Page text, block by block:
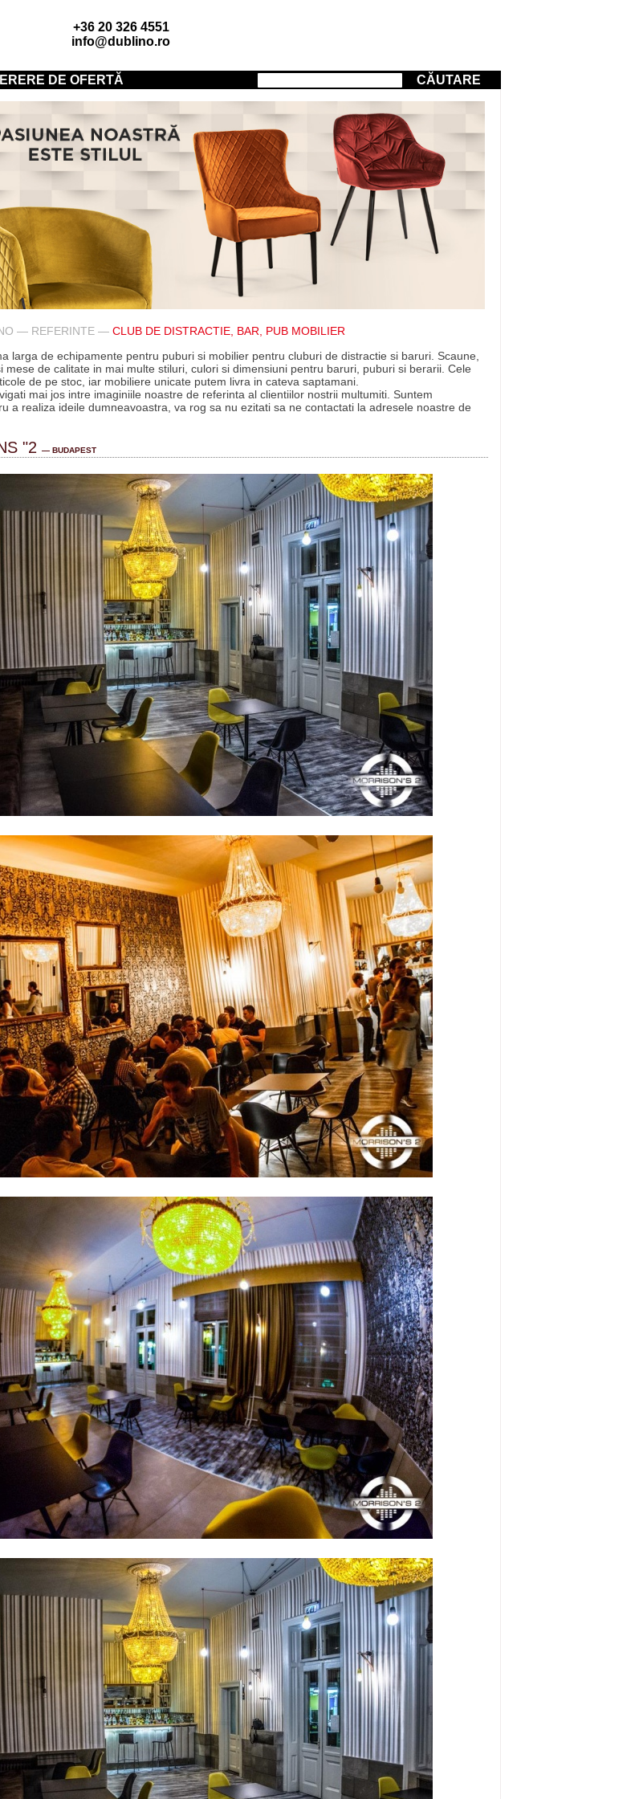
+36 20 326 4551
info@dublino.ro
DE OFERTĂ CĂUTARE
— REFERINTE — CLUB DE DISTRACTIE, BAR, PUB MOBILIER
larga de echipamente pentru puburi si mobilier pentru cluburi de distractie si baruri. Scaune,
mese de calitate in mai multe stiluri, culori si dimensiuni pentru baruri, puburi si berarii. Cele
de pe stoc, iar mobiliere unicate putem livra in cateva saptamani.
mai jos intre imaginiile noastre de referinta al clientiilor nostrii multumiti. Suntem
a realiza ideile dumneavoastra, va rog sa nu ezitati sa ne contactati la adresele noastre de
"2 — BUDAPEST